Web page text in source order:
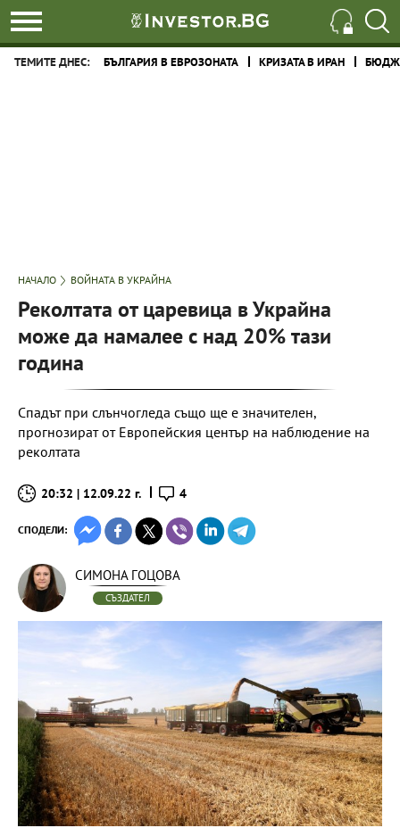
ТЕМИТЕ ДНЕС: БЪЛГАРИЯ В ЕВРОЗОНАТА КРИЗАТА В ИРАН
НАЧАЛО ВОЙНАТА В УКРАЙНА
Реколтата от царевица в Украйна
може да намалее с над 20% тази
година
Спадът при слънчогледа също ще е значителен,
прогнозират от Европейския център на наблюдение на
реколтата
20:32 | 12.09.22 г. 4
СПОДЕЛИ:
СИМОНА ГОЦОВА
СЪЗДАТЕЛ